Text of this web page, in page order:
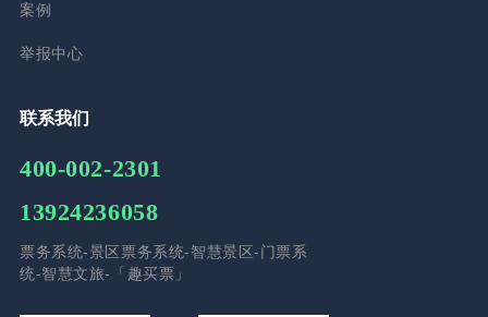
案例
举报中心
联系我们
400-002-2301
13924236058
票务系统-景区票务系统-智慧景区-门票系
统-智慧文旅-「趣买票」